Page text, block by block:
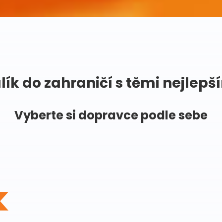
do zahraničí s těmi
Vyberte si dopravce podle sebe